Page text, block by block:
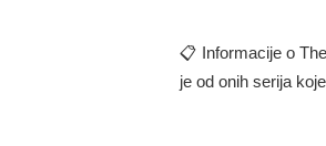
📋 Informacije o
je od onih serija